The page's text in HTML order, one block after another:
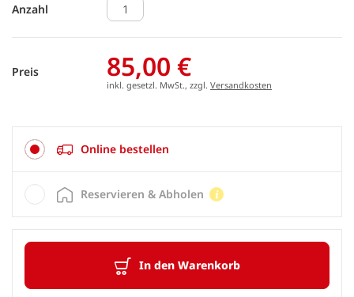
Anzahl
Preis 85,00 €
inkl. gesetzl. MwSt., zzgl. Versandkosten
Online bestellen
In den Warenkorb
Reservieren & Abholen